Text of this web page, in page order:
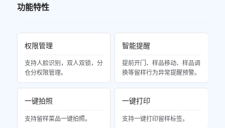
功能特性
权限管理
支持人脸识别，双人双锁，分
仓分权限管理。
智能提醒
提前开门、样品移动、样品调
换等留样行为异常提醒预警。
一键拍照
支持留样菜品一键拍照。
一键打印
支持一键打印留样标签。